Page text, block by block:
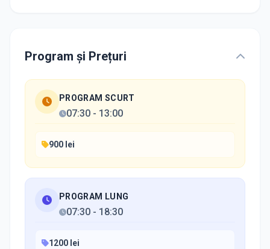
Program și Prețuri
PROGRAM SCURT
07:30 - 13:00
900 lei
PROGRAM LUNG
07:30 - 18:30
1200 lei